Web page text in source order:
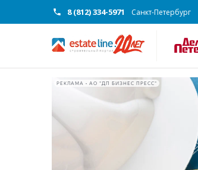
8 (812) 334-5971 Санкт-Петербург
РЕКЛАМА • АО "ДП БИЗНЕС ПРЕСС"